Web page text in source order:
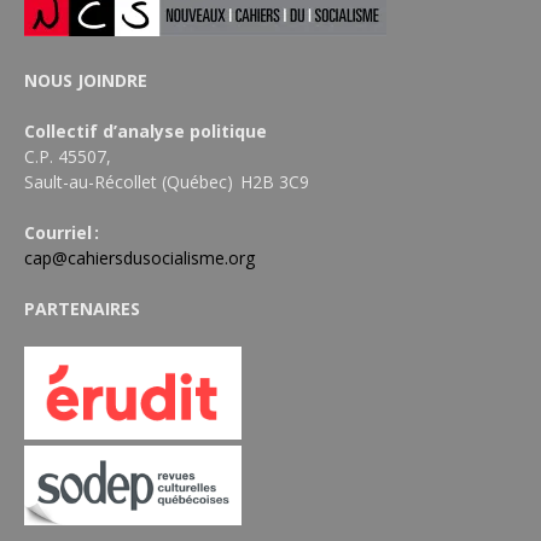
NOUS JOINDRE
Collectif d’analyse politique
C.P. 45507,
Sault-au-Récollet (Québec) H2B 3C9
Courriel :
cap@cahiersdusocialisme.org
PARTENAIRES